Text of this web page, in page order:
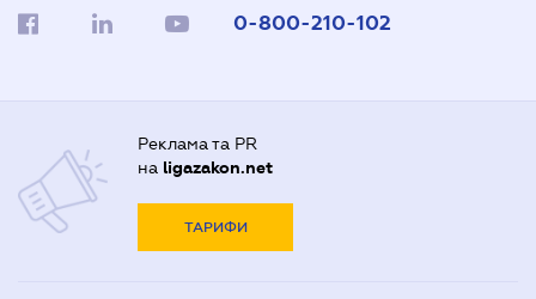
0-800-210-102
Реклама та PR
на ligazakon.net
ТАРИФИ